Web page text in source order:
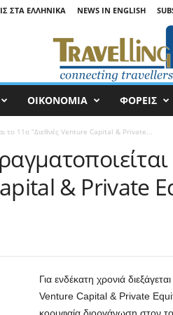
ΣΤΑ ΕΛΛΗΝΙΚΆ NEWS IN ENGLISH
ΟΙΚΟΝΟΜΙΑ ΦΟΡΕΙΣ
τo 11o “Διεθνές Venture Capital & Private...
& Private
Για ενδέκατη χρονιά
Venture Capital & Private